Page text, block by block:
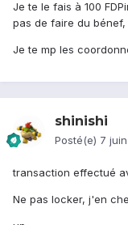
Je te le fais à 100
pas de faire du bénef,
Je te mp les
shinishi
Posté(e) 7 juin
transaction effectué
Ne pas locker, j'en